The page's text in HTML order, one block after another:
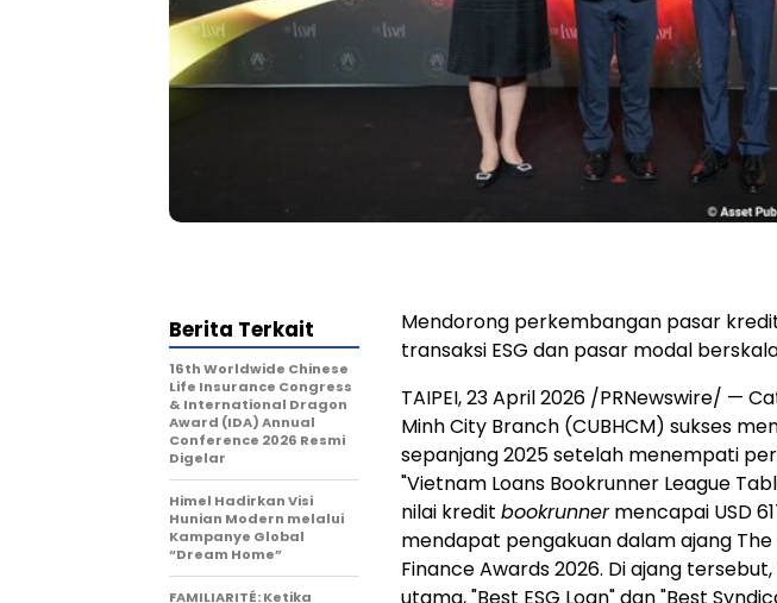
Mendorong perkembangan pasar
transaksi ESG dan pasar modal
TAIPEI, 23 April 2026 /PRNewswire/ —
Minh City Branch (CUBHCM) sukses
sepanjang 2025 setelah menempati
"Vietnam Loans Bookrunner League
nilai kredit bookrunnermencapai USD
mendapat pengakuan dalam ajang
Finance Awards 2026. Di ajang
Berita Terkait
16th Worldwide Chinese
Life Insurance Congress
& International Dragon
Award (IDA) Annual
Conference 2026 Resmi
Digelar
Himel Hadirkan Visi
Hunian Modern melalui
Kampanye Global
“Dream Home”
FAMILIARITÉ: Ketika